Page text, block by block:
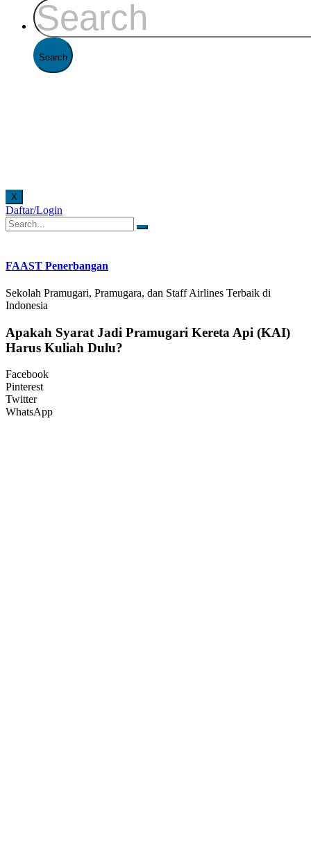
X
Daftar/Login
FAAST Penerbangan
Sekolah Pramugari, Pramugara, dan Staff Airlines Terbaik di
Indonesia
Apakah Syarat Jadi Pramugari Kereta Api (KAI)
Harus Kuliah Dulu?
Facebook
Pinterest
Twitter
WhatsApp